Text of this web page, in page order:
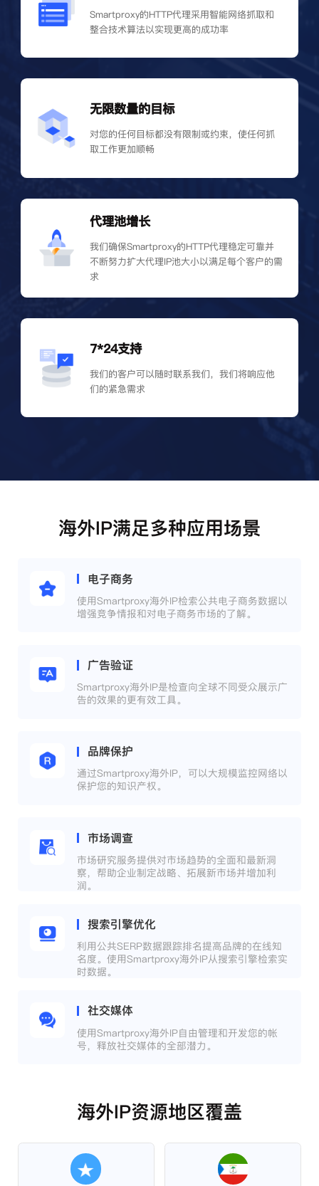
Smartproxy的HTTP代理采用智能网络抓取和
整合技术算法以实现更高的成功率
无限数量的目标
对您的任何目标都没有限制或约束，使任何抓
取工作更加顺畅
代理池增长
我们确保Smartproxy的HTTP代理稳定可靠并
不断努力扩大代理IP池大小以满足每个客户的需
求
7*24支持
我们的客户可以随时联系我们，我们将响应他
们的紧急需求
海外IP满足多种应用场景
电子商务
使用Smartproxy海外IP检索公共电子商务数据以
增强竞争情报和对电子商务市场的了解。
广告验证
Smartproxy海外IP是检查向全球不同受众展示广
告的效果的更有效工具。
品牌保护
通过Smartproxy海外IP，可以大规模监控网络以
保护您的知识产权。
市场调查
市场研究服务提供对市场趋势的全面和最新洞
察，帮助企业制定战略、拓展新市场并增加利
润。
搜索引擎优化
利用公共SERP数据跟踪排名提高品牌的在线知
名度。使用Smartproxy海外IP从搜索引擎检索实
时数据。
社交媒体
使用Smartproxy海外IP自由管理和开发您的帐
号，释放社交媒体的全部潜力。
海外IP资源地区覆盖